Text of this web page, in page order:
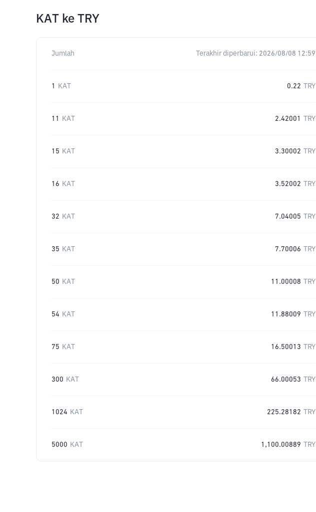
KAT ke TRY
Jumlah Terakhir diperbarui: 2026/08/08 12:59
1 KAT 0.22 TRY
11 KAT 2.42001 TRY
15 KAT 3.30002 TRY
16 KAT 3.52002 TRY
32 KAT 7.04005 TRY
35 KAT 7.70006 TRY
50 KAT 11.00008 TRY
54 KAT 11.88009 TRY
75 KAT 16.50013 TRY
300 KAT 66.00053 TRY
1024 KAT 225.28182 TRY
5000 KAT 1,100.00889 TRY